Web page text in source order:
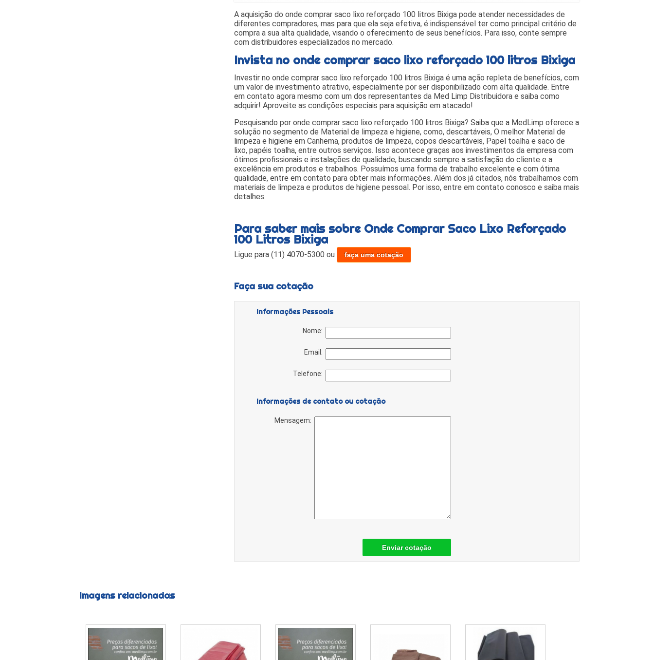
A aquisição do onde comprar saco lixo reforçado 100 litros Bixiga pode atender necessidades de
diferentes compradores, mas para que ela seja efetiva, é indispensável ter como principal critério de
compra a sua alta qualidade, visando o oferecimento de seus benefícios. Para isso, conte sempre
com distribuidores especializados no mercado.
Invista no onde comprar saco lixo reforçado 100 litros Bixiga
Investir no onde comprar saco lixo reforçado 100 litros Bixiga é uma ação repleta de benefícios, com
um valor de investimento atrativo, especialmente por ser disponibilizado com alta qualidade. Entre
em contato agora mesmo com um dos representantes da Med Limp Distribuidora e saiba como
adquirir! Aproveite as condições especiais para aquisição em atacado!
Pesquisando por onde comprar saco lixo reforçado 100 litros Bixiga? Saiba que a MedLimp oferece a
solução no segmento de Material de limpeza e higiene, como, descartáveis, O melhor Material de
limpeza e higiene em Canhema, produtos de limpeza, copos descartáveis, Papel toalha e saco de
lixo, papéis toalha, entre outros serviços. Isso acontece graças aos investimentos da empresa com
ótimos profissionais e instalações de qualidade, buscando sempre a satisfação do cliente e a
excelência em produtos e trabalhos. Possuímos uma forma de trabalho excelente e com ótima
qualidade, entre em contato para obter mais informações. Além dos já citados, nós trabalhamos com
materiais de limpeza e produtos de higiene pessoal. Por isso, entre em contato conosco e saiba mais
detalhes.
Para saber mais sobre Onde Comprar Saco Lixo Reforçado
100 Litros Bixiga
Ligue para (11) 4070-5300 ou faça uma cotação
Faça sua cotação
Informações Pessoais
Nome:
Email:
Telefone:
Informações de contato ou cotação
Mensagem:
Enviar cotação
Imagens relacionadas